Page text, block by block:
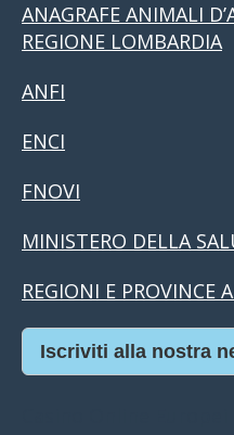
ANAGRAFE ANIMALI
REGIONE LOMBARDIA
ANFI
ENCI
FNOVI
MINISTERO DELLA
REGIONI E PROVINCE
Iscriviti alla nostra